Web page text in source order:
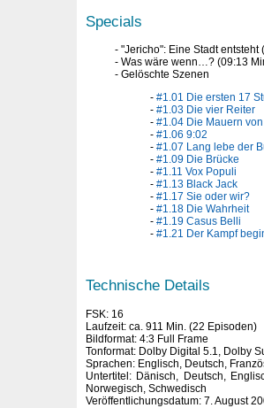
Specials
"Jericho": Eine Stadt entsteht
Was wäre wenn…? (09:13
Gelöschte Szenen
#1.01 Die ersten 17
#1.03 Die vier Reiter
#1.04 Die Mauern
#1.06 9:02
#1.07 Lang lebe der
#1.09 Die Brücke
#1.11 Vox Populi
#1.13 Black Jack
#1.17 Sie oder wir?
#1.18 Die Wahrheit
#1.19 Casus Belli
#1.21 Der Kampf
Technische Details
FSK: 16
Laufzeit: ca. 911 Min. (22 Episoden)
Bildformat: 4:3 Full Frame
Tonformat: Dolby Digital 5.1, Dolby
Sprachen: Englisch, Deutsch,
Untertitel: Dänisch, Deutsch,
Norwegisch, Schwedisch
Veröffentlichungsdatum: 7. August